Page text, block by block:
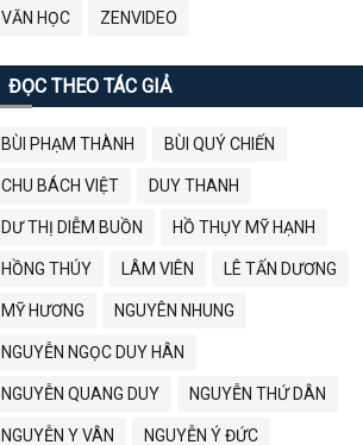
VĂN HỌC ZENVIDEO
ĐỌC THEO TÁC GIẢ
BÙI PHẠM THÀNH BÙI QUÝ CHIẾN
CHU BÁCH VIỆT DUY THANH
DƯ THỊ DIỄM BUỒN HỒ THỤY MỸ HẠNH
HỒNG THÚY LÂM VIÊN LÊ TẤN DƯƠNG
MỸ HƯƠNG NGUYÊN NHUNG
NGUYỄN NGỌC DUY HÂN
NGUYỄN QUANG DUY NGUYỄN THỨ DÂN
NGUYỄN Y VÂN NGUYỄN Ý ĐỨC